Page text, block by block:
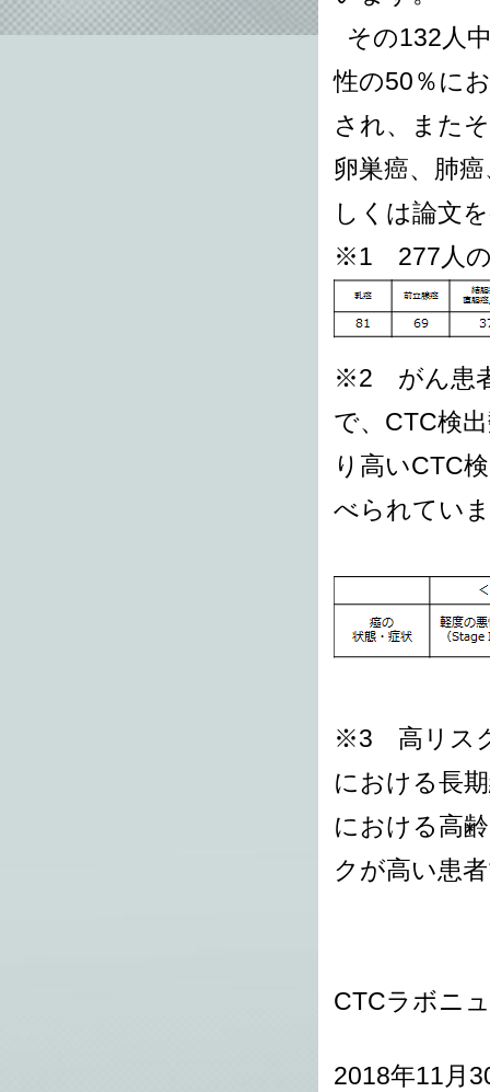
その132人
性の50％に
され、また
卵巣癌、肺
しくは論文
※1 277人の
※2 がん患者
で、CTC検
り高いCTC
べられてい
※3 高リスク
における長
における高
クが高い患
CTCラボニ
2018年11月